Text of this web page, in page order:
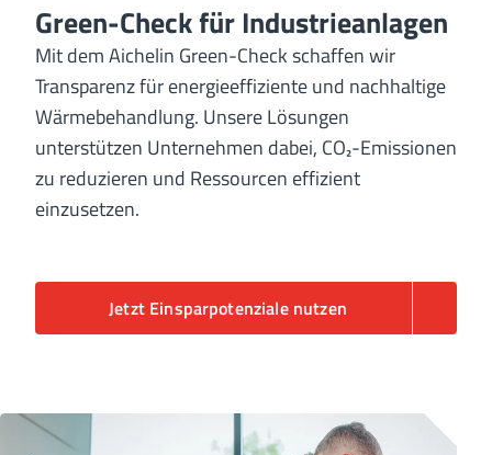
Green-Check für Industrieanlagen
Mit dem Aichelin Green-Check schaffen wir
Transparenz für energieeffiziente und nachhaltige
Wärmebehandlung. Unsere Lösungen
unterstützen Unternehmen dabei, CO₂-Emissionen
zu reduzieren und Ressourcen effizient
einzusetzen.
Jetzt Einsparpotenziale nutzen